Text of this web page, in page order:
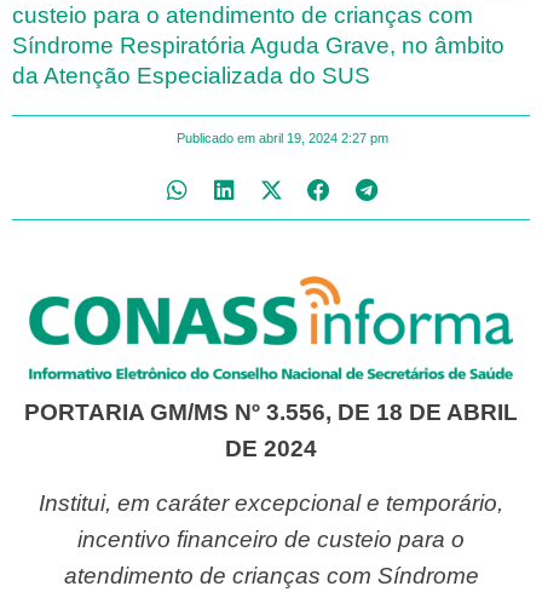
custeio para o atendimento de crianças com
Síndrome Respiratória Aguda Grave, no âmbito
da Atenção Especializada do SUS
Publicado em abril 19, 2024 2:27 pm
PORTARIA GM/MS Nº 3.556, DE 18 DE ABRIL
DE 2024
Institui, em caráter excepcional e temporário,
incentivo financeiro de custeio para o
atendimento de crianças com Síndrome